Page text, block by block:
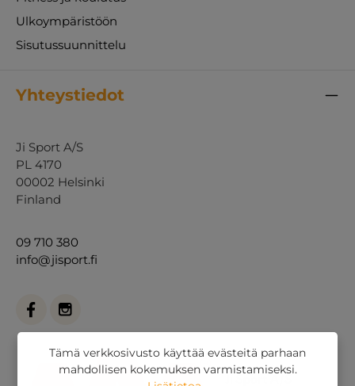
Ulkoympäristöön
Sisutussuunnittelu
Yhteystiedot
Ji Sport A/S
PL 4170
00002 Helsinki
Finland
09 710 380
info@jisport.fi
Tämä verkkosivusto käyttää evästeitä parhaan
mahdollisen kokemuksen varmistamiseksi.